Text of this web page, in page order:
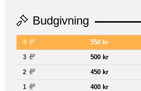
Budgivning
4 550 kr
3 500 kr
2 450 kr
1 400 kr